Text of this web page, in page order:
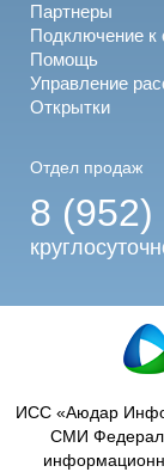
Партнеры
Подключение к
Помощь
Управление
Открытки
Отдел продаж
8 (952)
ИСС «Аюдар Инфо»
СМИ